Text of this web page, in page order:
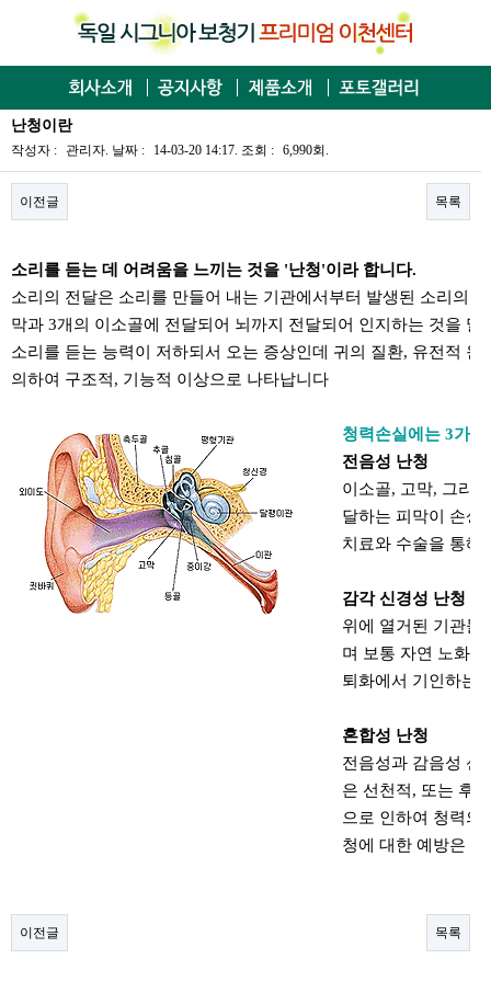
난청이란
작성자 : 관리자. 날짜 : 14-03-20 14:17. 조회 : 6,990회.
이전글 목록
소리를 듣는 데 어려움을 느끼는 것을 '난청'이라 합니다.
소리의 전달은 소리를 만들어 내는 기관에서부터 발생된 소리의
막과 3개의 이소골에 전달되어 뇌까지 전달되어 인지하는 것을
소리를 듣는 능력이 저하되서 오는 증상인데 귀의 질환, 유전적
의하여 구조적, 기능적 이상으로 나타납니다
청력손실에는 3가
전음성 난청
이소골, 고막, 그리
달하는 피막이 손상
치료와 수술을 통해
감각 신경성 난청
위에 열거된 기관들
며 보통 자연 노화
퇴화에서 기인하는
혼합성 난청
전음성과 감음성 신
은 선천적, 또는 후
으로 인하여 청력의
청에 대한 예방은
이전글 목록